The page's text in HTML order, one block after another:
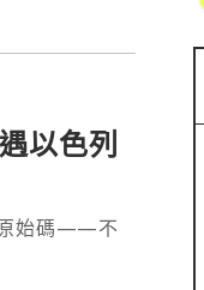
以色列
原始碼——不